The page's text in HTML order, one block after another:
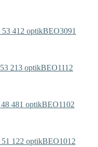
BEO3091
BEO1112
BEO1102
BEO1012